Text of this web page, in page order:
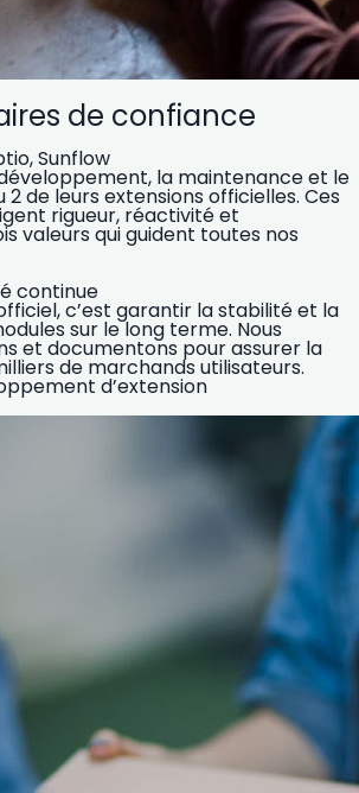
de confiance
Sunflow
la maintenance et le
de leurs extensions officielles. Ces
rigueur, réactivité et
valeurs qui guident toutes nos
continue
c’est garantir la stabilité et la
sur le long terme. Nous
et documentons pour assurer la
de marchands utilisateurs.
d’extension